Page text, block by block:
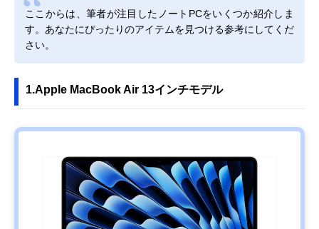
ここからは、筆者が注目したノートPCをいくつか紹介しま
す。あなたにぴったりのアイテムを見つける参考にしてくだ
さい。
1.Apple MacBook Air 13インチモデル